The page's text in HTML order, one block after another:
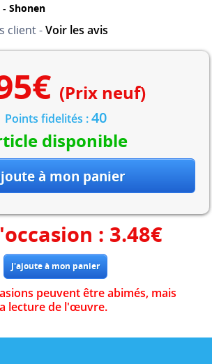
-Shonen
client -Voir les avis
€ (Prix neuf)
Points fidelités :40
disponible
: 3.48€
peuvent être abimés, mais
lecture de l'œuvre.